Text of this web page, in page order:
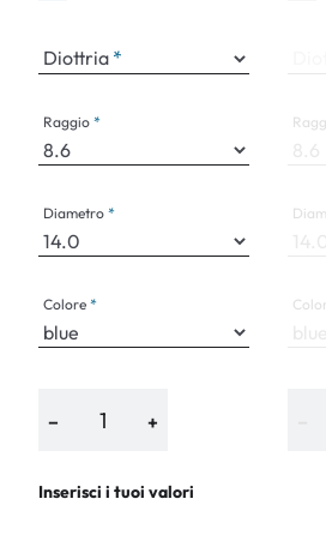
Diottria
Raggio
Diametro
Colore
− +
Inserisci i tuoi valori